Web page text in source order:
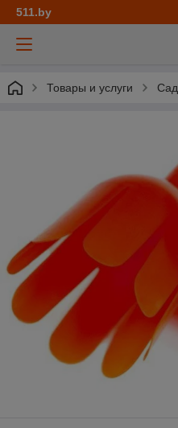
511.by
Товары и услуги